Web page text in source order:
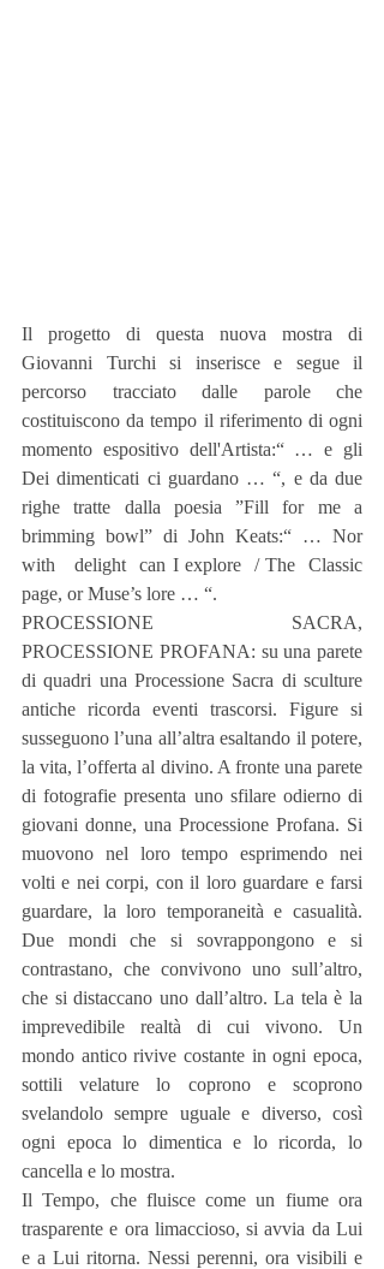
Il progetto di questa nuova mostra di
Giovanni Turchi si inserisce e segue il
percorso tracciato dalle parole che
costituiscono da tempo il riferimento di ogni
momento espositivo dell'Artista:“ … e gli
Dei dimenticati ci guardano … “, e da due
righe tratte dalla poesia ”Fill for me a
brimming bowl” di John Keats:“ … Nor
with   delight  can I explore  / The  Classic
page, or Muse’s lore … “.
PROCESSIONE SACRA,
PROCESSIONE PROFANA: su una parete
di quadri una Processione Sacra di sculture
antiche ricorda eventi trascorsi. Figure si
susseguono l’una all’altra esaltando il potere,
la vita, l’offerta al divino. A fronte una parete
di fotografie presenta uno sfilare odierno di
giovani donne, una Processione Profana. Si
muovono nel loro tempo esprimendo nei
volti e nei corpi, con il loro guardare e farsi
guardare, la loro temporaneità e casualità.
Due mondi che si sovrappongono e si
contrastano, che convivono uno sull’altro,
che si distaccano uno dall’altro. La tela è la
imprevedibile realtà di cui vivono. Un
mondo antico rivive costante in ogni epoca,
sottili velature lo coprono e scoprono
svelandolo sempre uguale e diverso, così
ogni epoca lo dimentica e lo ricorda, lo
cancella e lo mostra.
Il Tempo, che fluisce come un fiume ora
trasparente e ora limaccioso, si avvia da Lui
e a Lui ritorna. Nessi perenni, ora visibili e